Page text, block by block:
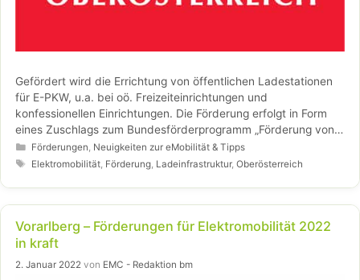
Gefördert wird die Errichtung von öffentlichen Ladestationen
für E-PKW, u.a. bei oö. Freizeiteinrichtungen und
konfessionellen Einrichtungen. Die Förderung erfolgt in Form
eines Zuschlags zum Bundesförderprogramm „Förderung von
Ladeinfrastruktur“ und beträgt zwischen 75% und 140% der
Bundesförderung. Weitere Zuschläge für EGEM- und
Kategorien
Förderungen, Neuigkeiten zur eMobilität & Tipps
Schlagwörter
Elektromobilität, Förderung, Ladeinfrastruktur,Oberösterreich
Vorarlberg – Förderungen für Elektromobilität 2022
in kraft
2. Januar 2022 von EMC - Redaktion bm